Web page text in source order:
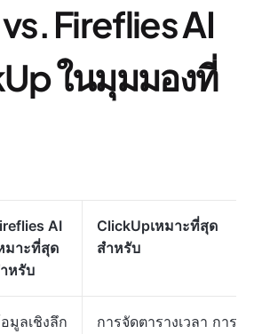
Fireflies AI
ในมุมมองที่
AI
มาะที่สุด
หรับ
ClickUpเหมาะที่สุด
สำหรับ
มูลเชิงลึก
การจัดตารางเวลา การ